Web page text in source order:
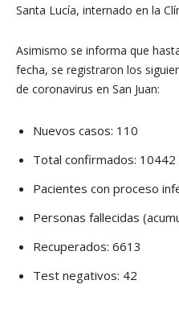
Santa Lucía, internado en la
Asimismo se informa que
fecha, se registraron los
de coronavirus en San Juan:
Nuevos casos: 110
Total confirmados: 10442
Pacientes con proceso
Personas fallecidas
Recuperados: 6613
Test negativos: 42